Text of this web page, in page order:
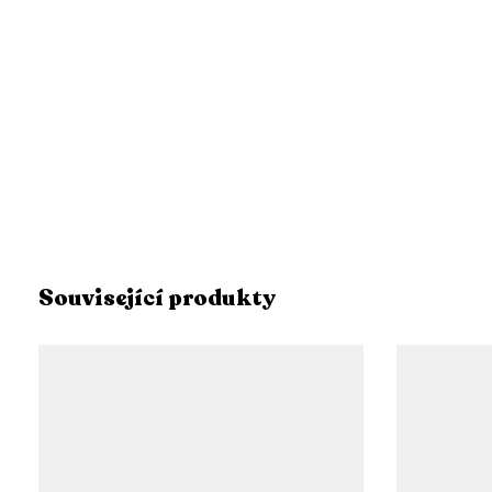
Související produkty